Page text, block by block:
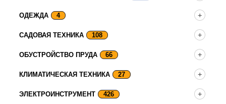
ОДЕЖДА 4
САДОВАЯ ТЕХНИКА 108
ОБУСТРОЙСТВО ПРУДА 66
КЛИМАТИЧЕСКАЯ ТЕХНИКА 27
ЭЛЕКТРОИНСТРУМЕНТ 426